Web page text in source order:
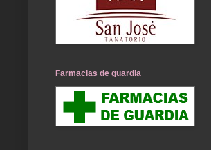
Farmacias de guardia